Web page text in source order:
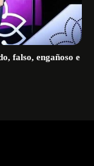
falso, engañoso e